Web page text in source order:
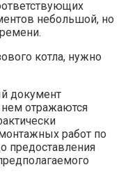
небольшой, но
котла, нужно
документ
отражаются
работ по
предоставления